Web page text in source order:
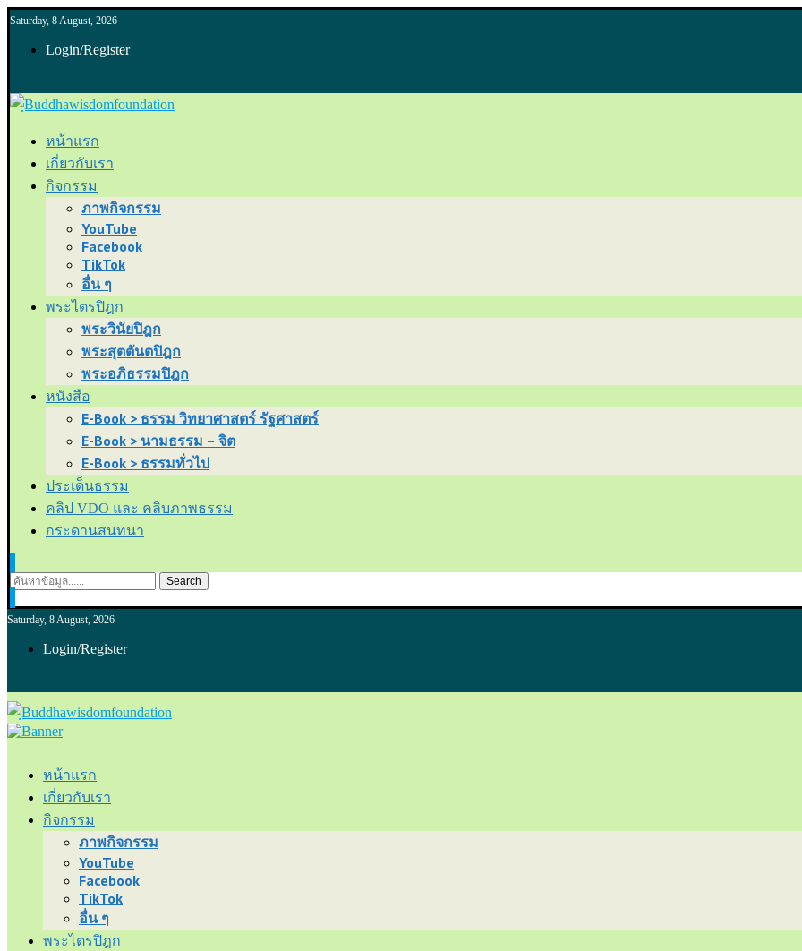
Saturday, 8 August, 2026
Login/Register
หน้าแรก
เกี่ยวกับเรา
กิจกรรม
ภาพกิจกรรม
YouTube
Facebook
TikTok
อื่น ๆ
พระไตรปิฎก
พระวินัยปิฎก
พระสุตตันตปิฎก
พระอภิธรรมปิฎก
หนังสือ
E-Book > ธรรม วิทยาศาสตร์ รัฐศาสตร์
E-Book > นามธรรม – จิต
E-Book > ธรรมทั่วไป
ประเด็นธรรม
คลิป VDO และ คลิบภาพธรรม
กระดานสนทนา
Search
Saturday, 8 August, 2026
Login/Register
หน้าแรก
เกี่ยวกับเรา
กิจกรรม
ภาพกิจกรรม
YouTube
Facebook
TikTok
อื่น ๆ
พระไตรปิฎก